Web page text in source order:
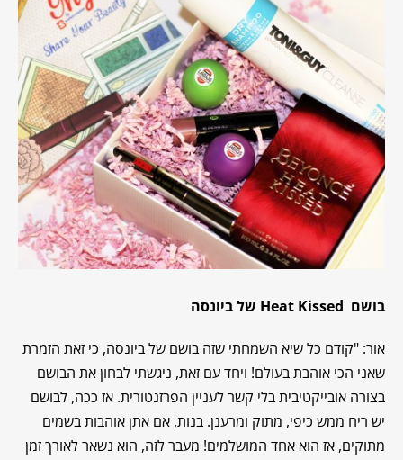
בושם Heat Kissed של ביונסה
אור: "קודם כל שיא השמחתי שזה בושם של ביונסה, כי זאת הזמרת
שאני הכי אוהבת בעולם! ויחד עם זאת, ניגשתי לבחון את הבושם
בצורה אובייקטיבית בלי קשר לעניין הפרזנטורית. אז ככה, לבושם
יש ריח ממש כיפי, מתוק ומרענן. בנות, אם אתן אוהבות בשמים
מתוקים, אז הוא אחד המושלמים! מעבר לזה, הוא נשאר לאורך זמן